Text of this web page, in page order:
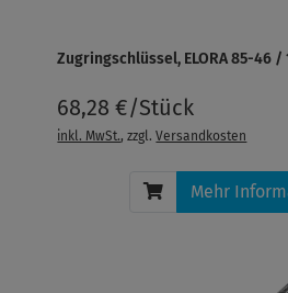
Zugringschlüssel, ELORA 85-46 /
68,28 €/Stück
inkl. MwSt., zzgl.Versandkosten
Mehr